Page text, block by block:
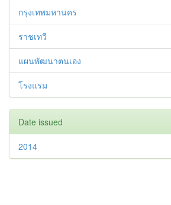
กรุงเทพมหานคร
ราชเทวี
แผนพัฒนาตนเอง
โรงแรม
Date issued
2014